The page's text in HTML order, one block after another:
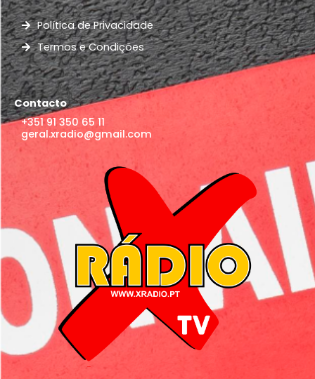
Política de Privacidade
Termos e Condições
Contacto
+351 91 350 65 11
geral.xradio@gmail.com